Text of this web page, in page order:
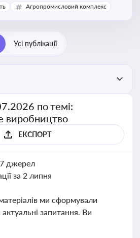
технічних
вимог і безпеки праці на
Агропромисловий комплекс
Усі публікації
по темі:
виробництво
ЕКСПОРТ
джерел
за 2 липня
ми сформували
актуальні запитання. Ви